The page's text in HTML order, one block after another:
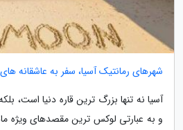
شهرهای رمانتیک آسیا، سفر به عاشقانه
آسیا نه تنها بزرگ ترین قاره دنیا است،
و به عبارتی لوکس ترین مقصدهای ویژه